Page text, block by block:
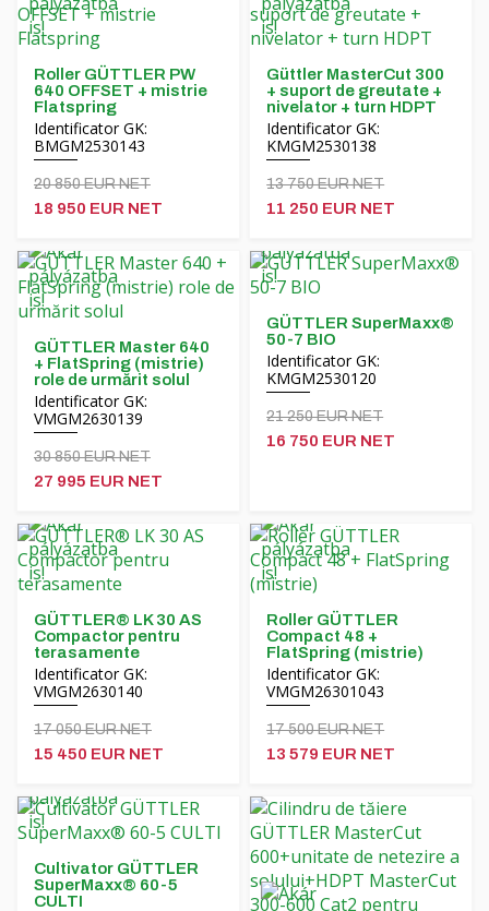
Instrumente de lucru Quivogne
Mașini de sol LETÁK-LEKO
Pulverizatoare KERTITOX
Alte accesorii
Cariere
Despre noi
Blog
Persoană de contact
English
Magyar
Deutsch
Čeština
Nederlands
Français
Русский
српски
Roller GÜTTLER PW
640 OFFSET + mistrie
Flatspring
Identificator GK:
BMGM2530143
20 850 EUR NET
18 950 EUR NET
Güttler MasterCut 300
+ suport de greutate +
nivelator + turn HDPT
Identificator GK:
KMGM2530138
13 750 EUR NET
11 250 EUR NET
GÜTTLER Master 640
+ FlatSpring (mistrie)
role de urmărit solul
Identificator GK:
VMGM2630139
30 850 EUR NET
27 995 EUR NET
GÜTTLER SuperMaxx®
50-7 BIO
Identificator GK:
KMGM2530120
21 250 EUR NET
16 750 EUR NET
GÜTTLER® LK 30 AS
Compactor pentru
terasamente
Identificator GK:
VMGM2630140
17 050 EUR NET
15 450 EUR NET
Roller GÜTTLER
Compact 48 +
FlatSpring (mistrie)
Identificator GK:
VMGM26301043
17 500 EUR NET
13 579 EUR NET
Cultivator GÜTTLER
SuperMaxx® 60-5
CULTI